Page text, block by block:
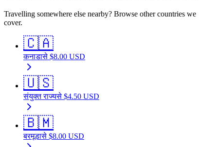
Travelling somewhere else nearby? Browse other countries we
cover.
🇨🇦
कनाडासे $8.00 USD
🇺🇸
संयुक्त राज्यसे $4.50 USD
🇧🇲
बरमूडासे $8.00 USD